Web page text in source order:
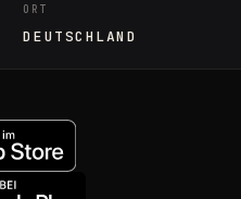
ORT
DEUTSCHLAND